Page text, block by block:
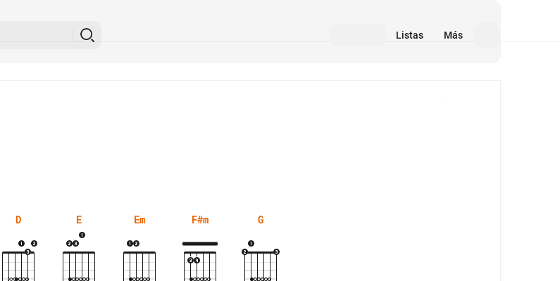
Listas Más
D E Em F#m G